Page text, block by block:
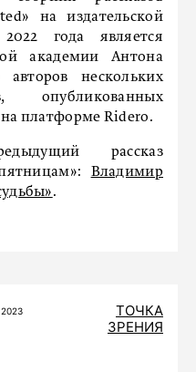
на издательской
года является
академии Антона
нескольких
опубликованных
платформе Ridero.
рассказ
Владимир
.
ТОЧКА
ЗРЕНИЯ